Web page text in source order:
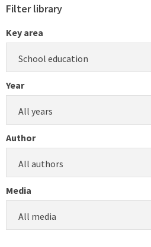
Filter library
Key area
School education
Year
All years
Author
All authors
Media
All media